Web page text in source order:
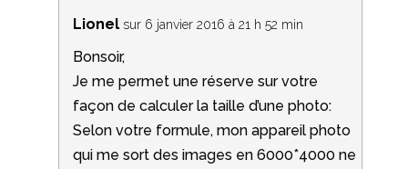
Lionel sur 6 janvier 2016 à 21 h 52 min
Bonsoir,
Je me permet une réserve sur votre
façon de calculer la taille d’une photo:
Selon votre formule, mon appareil photo
qui me sort des images en 6000*4000 ne